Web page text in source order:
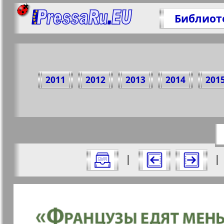
2011 2012 2013 2014
Все номера газеты "Все pro все" за
|
|
https://